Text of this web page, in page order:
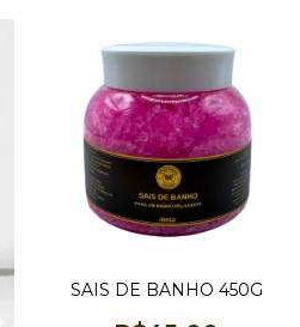
SAIS DE BANHO 450G